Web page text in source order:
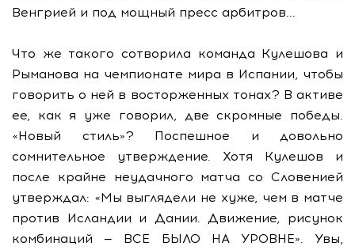
Венгрией и под мощный пресс арбитров...
Что же такого сотворила команда Кулешова и
Рыманова на чемпионате мира в Испании, чтобы
говорить о ней в восторженных тонах? В активе
ее, как я уже говорил, две скромные победы.
«Новый стиль»? Поспешное и довольно
сомнительное утверждение. Хотя Кулешов и
после крайне неудачного матча со Словенией
утверждал: «Мы выглядели не хуже, чем в матче
против Исландии и Дании. Движение, рисунок
комбинаций — ВСЕ БЫЛО НА УРОВНЕ». Увы,